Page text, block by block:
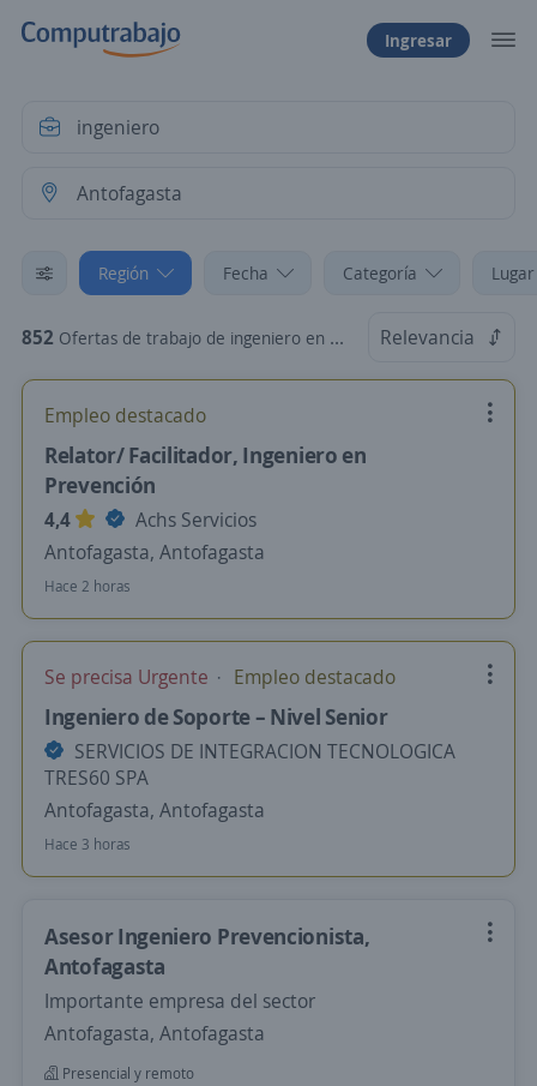
Ingresar
Región Fecha Categoría
852 Ofertas de trabajo de ingeniero en Antofagasta Relevancia
Empleo destacado
Relator/ Facilitador, Ingeniero en
Prevención
4,4
Achs Servicios
Antofagasta, Antofagasta
Hace 2 horas
Se precisa Urgente Empleo destacado
Ingeniero de Soporte – Nivel Senior
SERVICIOS DE INTEGRACION TECNOLOGICA
TRES60 SPA
Antofagasta, Antofagasta
Hace 3 horas
Asesor Ingeniero Prevencionista,
Antofagasta
Importante empresa del sector
Antofagasta, Antofagasta
Presencial y remoto